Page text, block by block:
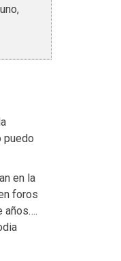
puedo
en la
foros
años….